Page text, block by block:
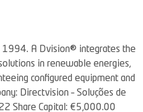
1994. A Dvision® integrates the
in renewable energies,
configured equipment and
Directvision – Soluções de
Share Capital: €5,000.00